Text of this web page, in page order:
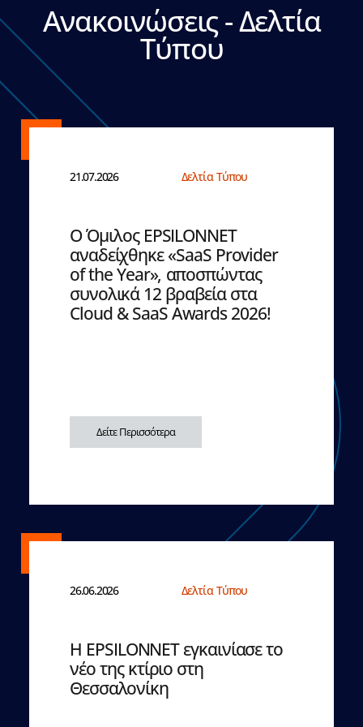
Ανακοινώσεις - Δελτία
Τύπου
21.07.2026 Δελτία Τύπου
Ο Όμιλος EPSILONNET
αναδείχθηκε «SaaS Provider
of the Year», αποσπώντας
συνολικά 12 βραβεία στα
Cloud & SaaS Awards 2026!
Δείτε Περισσότερα
26.06.2026 Δελτία Τύπου
Η EPSILONNET εγκαινίασε το
νέο της κτίριο στη
Θεσσαλονίκη